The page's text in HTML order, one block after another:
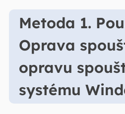
Metoda 1.
Oprava
opravu
systému